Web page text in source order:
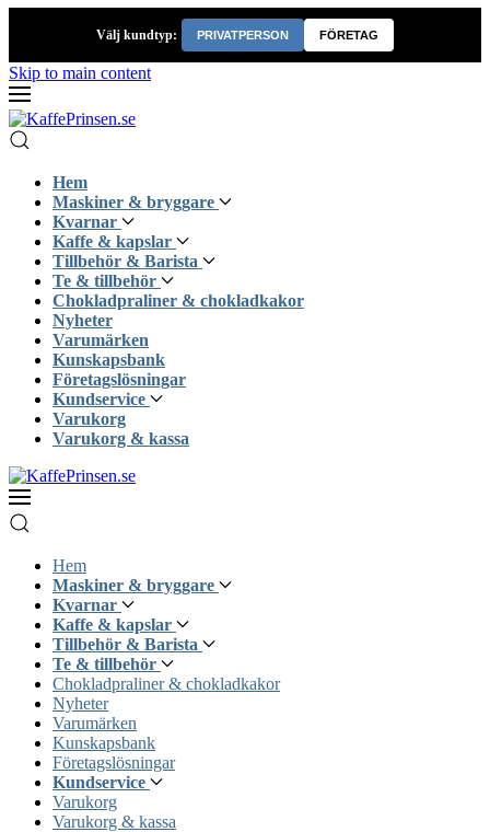
Välj kundtyp: PRIVATPERSON FÖRETAG
Skip to main content
Hem
Maskiner & bryggare
Kvarnar
Kaffe & kapslar
Tillbehör & Barista
Te & tillbehör
Chokladpraliner & chokladkakor
Nyheter
Varumärken
Kunskapsbank
Företagslösningar
Kundservice
Varukorg
Varukorg & kassa
Hem
Maskiner & bryggare
Kvarnar
Kaffe & kapslar
Tillbehör & Barista
Te & tillbehör
Chokladpraliner & chokladkakor
Nyheter
Varumärken
Kunskapsbank
Företagslösningar
Kundservice
Varukorg
Varukorg & kassa